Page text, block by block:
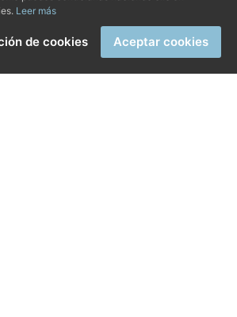
Leer más
de cookies Aceptar cookies